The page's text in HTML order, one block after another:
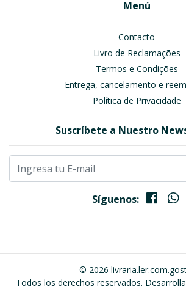
Menú
Contacto
Livro de Reclamações
Termos e Condições
Entrega, cancelamento e
Política de Privacidade
Suscríbete a Nuestro
Síguenos:
© 2026
Todos los derechos reservados.